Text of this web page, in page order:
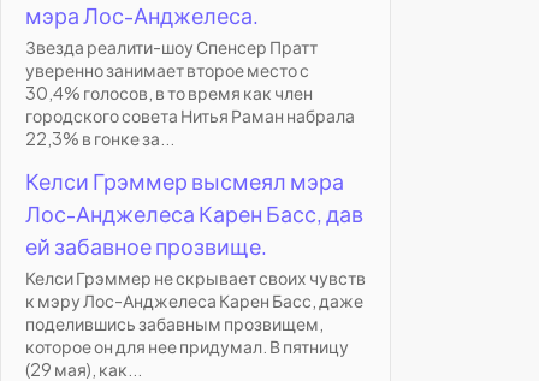
мэра Лос-Анджелеса.
Звезда реалити-шоу Спенсер Пратт
уверенно занимает второе место с
30,4% голосов, в то время как член
городского совета Нитья Раман набрала
22,3% в гонке за...
Келси Грэммер высмеял мэра
Лос-Анджелеса Карен Басс, дав
ей забавное прозвище.
Келси Грэммер не скрывает своих чувств
к мэру Лос-Анджелеса Карен Басс, даже
поделившись забавным прозвищем,
которое он для нее придумал. В пятницу
(29 мая), как...